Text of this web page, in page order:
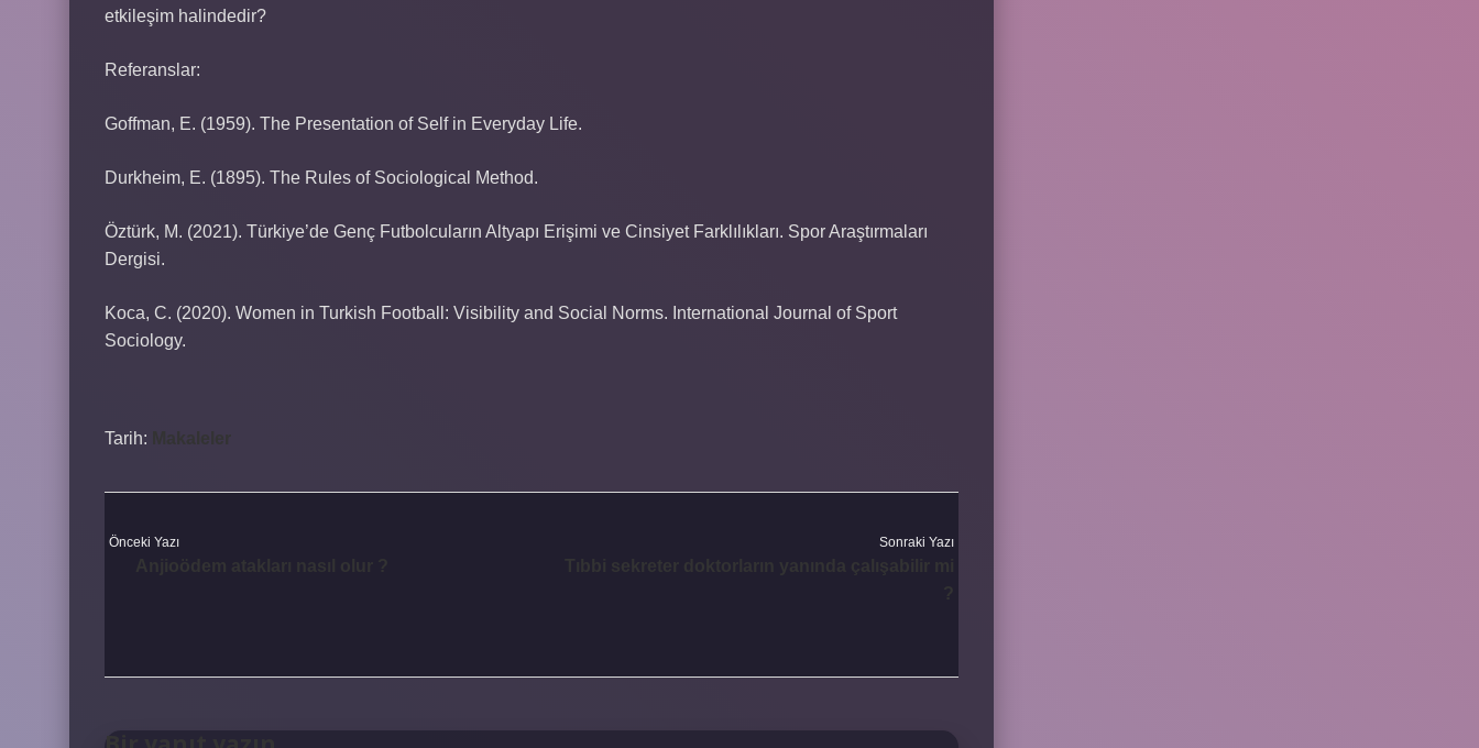
etkileşim halindedir?
Referanslar:
Goffman, E. (1959). The Presentation of Self in Everyday Life.
Durkheim, E. (1895). The Rules of Sociological Method.
Öztürk, M. (2021). Türkiye’de Genç Futbolcuların Altyapı Erişimi ve Cinsiyet Farklılıkları. Spor Araştırmaları
Dergisi.
Koca, C. (2020). Women in Turkish Football: Visibility and Social Norms. International Journal of Sport
Sociology.
Tarih: Makaleler
Önceki Yazı Sonraki Yazı